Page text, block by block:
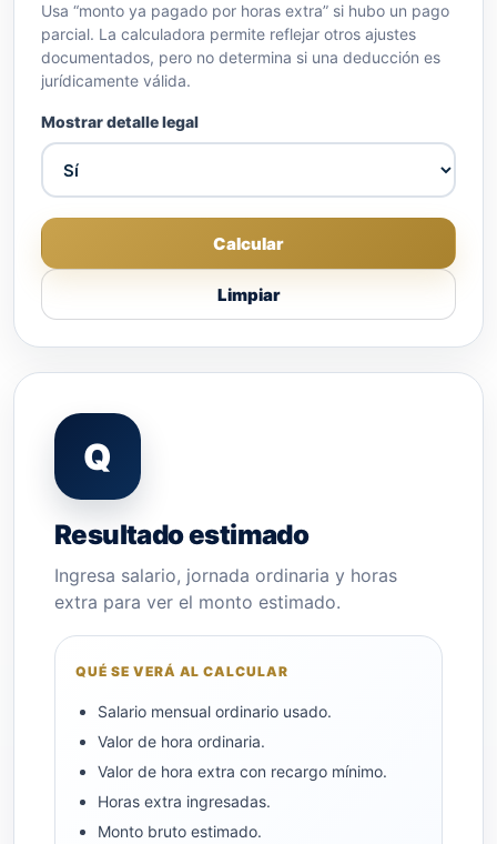
Usa “monto ya pagado por horas extra” si hubo un pago
parcial. La calculadora permite reflejar otros ajustes
documentados, pero no determina si una deducción es
jurídicamente válida.
Mostrar detalle legal
Calcular
Limpiar
Q
Resultado estimado
Ingresa salario, jornada ordinaria y horas
extra para ver el monto estimado.
QUÉ SE VERÁ AL CALCULAR
Salario mensual ordinario usado.
Valor de hora ordinaria.
Valor de hora extra con recargo mínimo.
Horas extra ingresadas.
Monto bruto estimado.